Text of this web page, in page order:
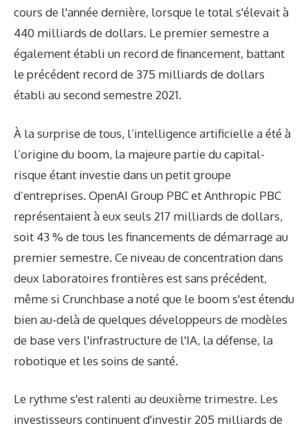
cours de l'année dernière, lorsque le total s'élevait à
440 milliards de dollars. Le premier semestre a
également établi un record de financement, battant
le précédent record de 375 milliards de dollars
établi au second semestre 2021.
À la surprise de tous, l’intelligence artificielle a été à
l’origine du boom, la majeure partie du capital-
risque étant investie dans un petit groupe
d’entreprises. OpenAI Group PBC et Anthropic PBC
représentaient à eux seuls 217 milliards de dollars,
soit 43 % de tous les financements de démarrage au
premier semestre. Ce niveau de concentration dans
deux laboratoires frontières est sans précédent,
même si Crunchbase a noté que le boom s'est étendu
bien au-delà de quelques développeurs de modèles
de base vers l'infrastructure de l'IA, la défense, la
robotique et les soins de santé.
Le rythme s'est ralenti au deuxième trimestre. Les
investisseurs continuent d'investir 205 milliards de